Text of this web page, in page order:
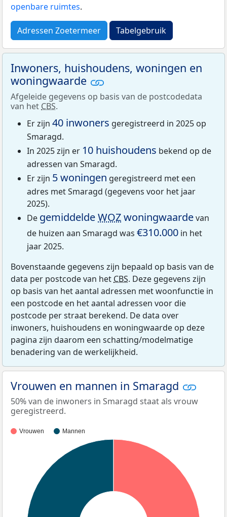
openbare ruimtes.
Adressen Zoetermeer Tabelgebruik
Inwoners, huishoudens, woningen en
woningwaarde
Afgeleide gegevens op basis van de postcodedata
van het CBS.
Er zijn 40 inwoners geregistreerd in 2025 op
Smaragd.
In 2025 zijn er 10 huishoudens bekend op de
adressen van Smaragd.
Er zijn 5 woningen geregistreerd met een
adres met Smaragd (gegevens voor het jaar
2025).
De gemiddeldeWOZwoningwaardevan
de huizen aan Smaragd was €310.000 in het
jaar 2025.
Bovenstaande gegevens zijn bepaald op basis van de
data per postcode van het CBS. Deze gegevens zijn
op basis van het aantal adressen met woonfunctie in
een postcode en het aantal adressen voor die
postcode per straat berekend. De data over
inwoners, huishoudens en woningwaarde op deze
pagina zijn daarom een schatting/modelmatige
benadering van de werkelijkheid.
Vrouwen en mannen in Smaragd
50% van de inwoners in Smaragd staat als vrouw
geregistreerd.
Vrouwen Mannen